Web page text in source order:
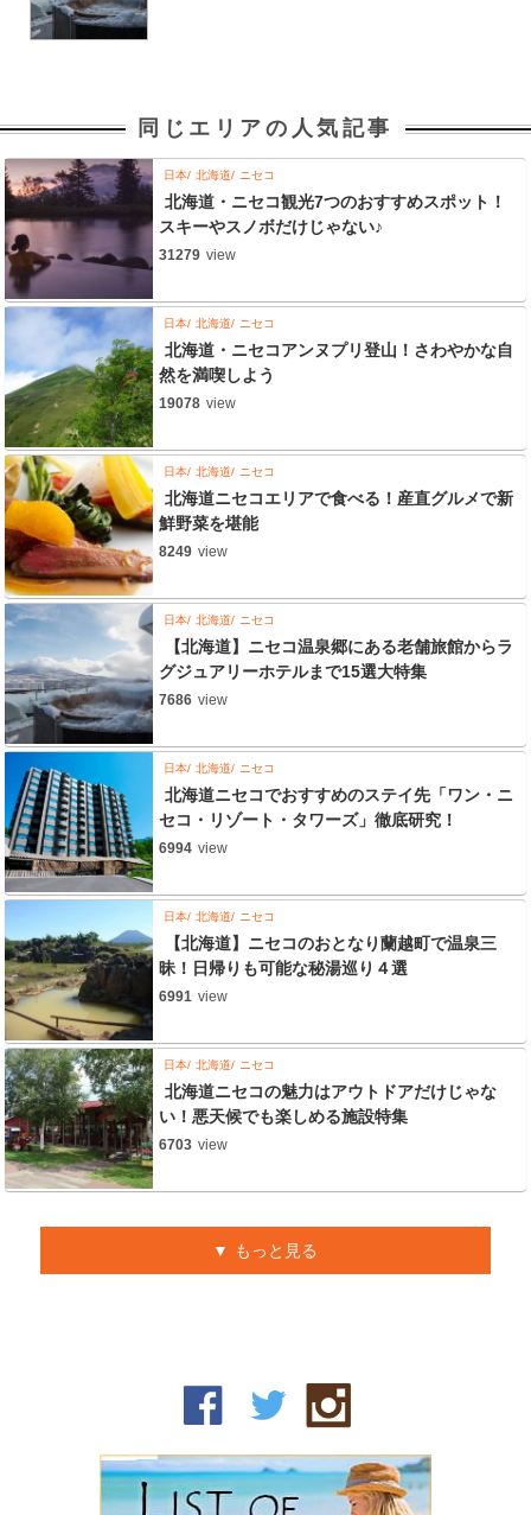
同じエリアの人気記事
日本 北海道 ニセコ
北海道・ニセコ観光7つのおすすめスポット！
スキーやスノボだけじゃない♪
31279 view
日本 北海道 ニセコ
北海道・ニセコアンヌプリ登山！さわやかな自
然を満喫しよう
19078 view
日本 北海道 ニセコ
北海道ニセコエリアで食べる！産直グルメで新
鮮野菜を堪能
8249 view
日本 北海道 ニセコ
【北海道】ニセコ温泉郷にある老舗旅館からラ
グジュアリーホテルまで15選大特集
7686 view
日本 北海道 ニセコ
北海道ニセコでおすすめのステイ先「ワン・ニ
セコ・リゾート・タワーズ」徹底研究！
6994 view
日本 北海道 ニセコ
【北海道】ニセコのおとなり蘭越町で温泉三
昧！日帰りも可能な秘湯巡り４選
6991 view
日本 北海道 ニセコ
北海道ニセコの魅力はアウトドアだけじゃな
い！悪天候でも楽しめる施設特集
6703 view
もっと見る